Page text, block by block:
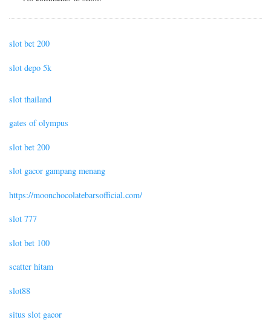
slot bet 200
slot depo 5k
slot thailand
gates of olympus
slot bet 200
slot gacor gampang menang
https://moonchocolatebarsofficial.com/
slot 777
slot bet 100
scatter hitam
slot88
situs slot gacor